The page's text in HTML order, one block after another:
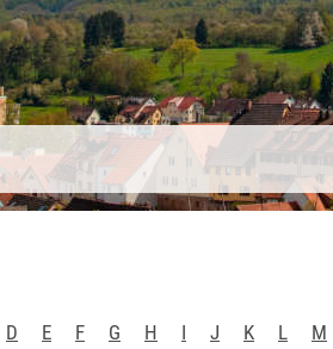
D E F G H I J K L M